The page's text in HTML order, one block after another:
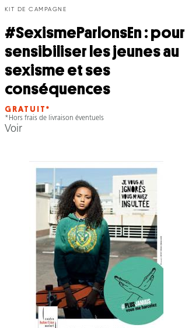
KIT DE CAMPAGNE
#SexismeParlonsEn : pour
sensibiliser les jeunes au
sexisme et ses
conséquences
GRATUIT*
*Hors frais de livraison éventuels
Voir